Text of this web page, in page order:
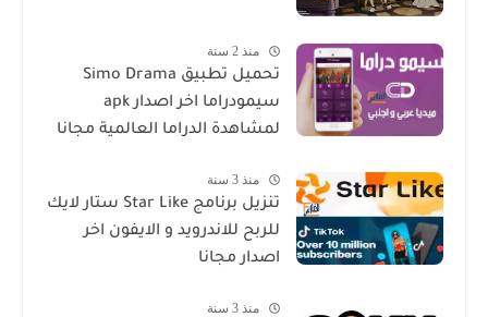
منذ 2 سنة
تحميل تطبيق Simo Drama
سيمودراما اخر اصدار apk
لمشاهدة الدراما العالمية مجانا
منذ 3 سنة
تنزيل برنامج Star Like ستار لايك
للربح للاندرويد و الايفون اخر
اصدار مجانا
منذ 3 سنة